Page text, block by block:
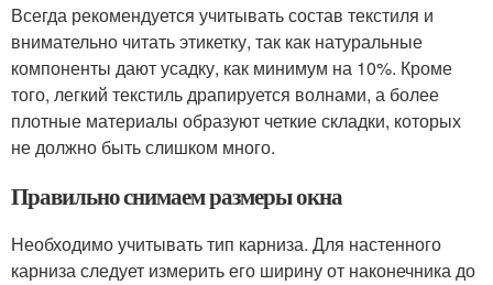
Всегда рекомендуется учитывать состав текстиля и
внимательно читать этикетку, так как натуральные
компоненты дают усадку, как минимум на 10%. Кроме
того, легкий текстиль драпируется волнами, а более
плотные материалы образуют четкие складки, которых
не должно быть слишком много.
Правильно снимаем размеры окна
Необходимо учитывать тип карниза. Для настенного
карниза следует измерить его ширину от наконечника до